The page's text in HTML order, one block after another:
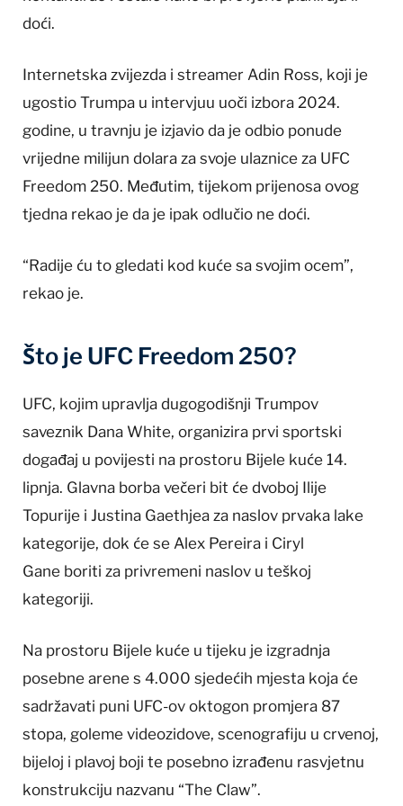
doći.
Internetska zvijezda i streamer Adin Ross, koji je
ugostio Trumpa u intervjuu uoči izbora 2024.
godine, u travnju je izjavio da je odbio ponude
vrijedne milijun dolara za svoje ulaznice za UFC
Freedom 250. Međutim, tijekom prijenosa ovog
tjedna rekao je da je ipak odlučio ne doći.
“Radije ću to gledati kod kuće sa svojim ocem”,
rekao je.
Što je UFC Freedom 250?
UFC, kojim upravlja dugogodišnji Trumpov
saveznik Dana White, organizira prvi sportski
događaj u povijesti na prostoru Bijele kuće 14.
lipnja. Glavna borba večeri bit će dvoboj Ilije
Topurije i Justina Gaethjea za naslov prvaka lake
kategorije, dok će se Alex Pereira i Ciryl
Gane boriti za privremeni naslov u teškoj
kategoriji.
Na prostoru Bijele kuće u tijeku je izgradnja
posebne arene s 4.000 sjedećih mjesta koja će
sadržavati puni UFC-ov oktogon promjera 87
stopa, goleme videozidove, scenografiju u crvenoj,
bijeloj i plavoj boji te posebno izrađenu rasvjetnu
konstrukciju nazvanu “The Claw”.